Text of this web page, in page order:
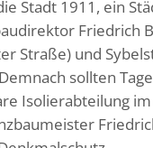
Stadt 1911, ein
Friedrich
Straße) und
sollten
Isolierabteilung